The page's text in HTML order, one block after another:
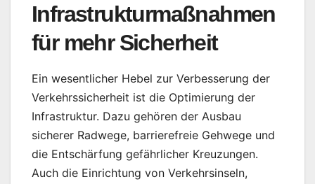
Infrastrukturmaßnahmen
für mehr Sicherheit
Ein wesentlicher Hebel zur Verbesserung der
Verkehrssicherheit ist die Optimierung der
Infrastruktur. Dazu gehören der Ausbau
sicherer Radwege, barrierefreie Gehwege und
die Entschärfung gefährlicher Kreuzungen.
Auch die Einrichtung von Verkehrsinseln,